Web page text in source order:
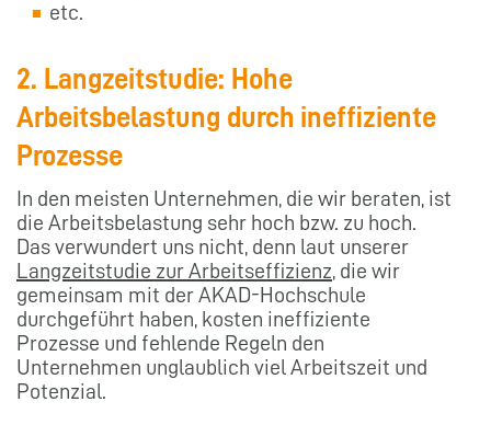
etc.
2. Langzeitstudie: Hohe
Arbeitsbelastung durch ineffiziente
Prozesse
In den meisten Unternehmen, die wir beraten, ist
die Arbeitsbelastung sehr hoch bzw. zu hoch.
Das verwundert uns nicht, denn laut unserer
Langzeitstudie zur Arbeitseffizienz, die wir
gemeinsam mit der AKAD-Hochschule
durchgeführt haben, kosten ineffiziente
Prozesse und fehlende Regeln den
Unternehmen unglaublich viel Arbeitszeit und
Potenzial.